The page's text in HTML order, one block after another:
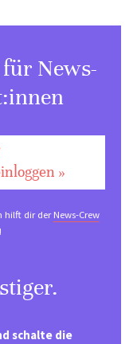
News-
»
hilft dir derNews-Crew
schalte die